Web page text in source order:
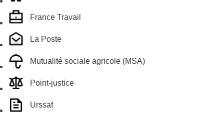
France Travail
La Poste
Mutualité sociale agricole (MSA)
Point-justice
Urssaf